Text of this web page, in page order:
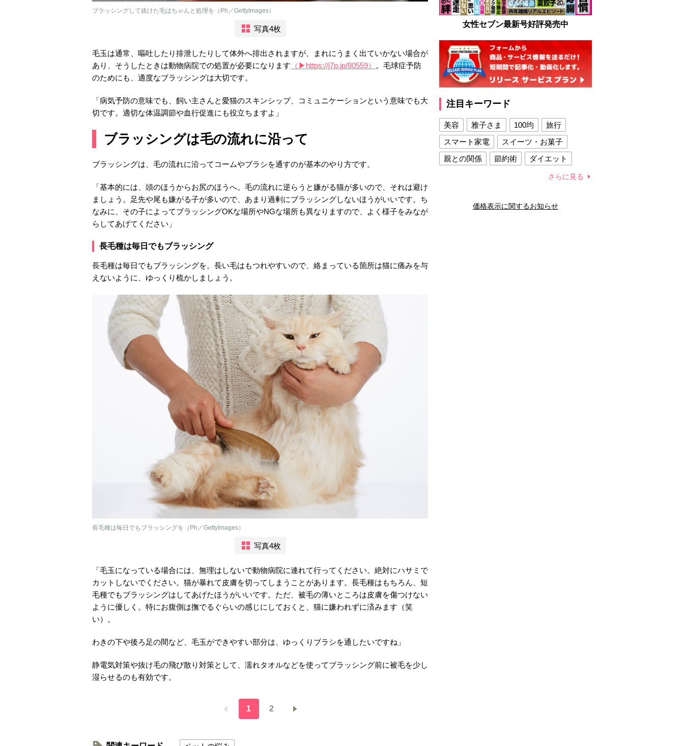
ブラッシングして抜けた毛はちゃんと処理を（Ph／GettyImages）
写真4枚
毛玉は通常、嘔吐したり排泄したりして体外へ排出されますが、まれにうまく出ていかない場合が
あり、そうしたときは動物病院での処置が必要になります （▶https://j7p.jp/80559） 。毛球症予防
のためにも、適度なブラッシングは大切です。
「病気予防の意味でも、飼い主さんと愛猫のスキンシップ、コミュニケーションという意味でも大
切です。適切な体温調節や血行促進にも役立ちますよ」
ブラッシングは毛の流れに沿って
ブラッシングは、毛の流れに沿ってコームやブラシを通すのが基本のやり方です。
「基本的には、頭のほうからお尻のほうへ。毛の流れに逆らうと嫌がる猫が多いので、それは避け
ましょう。足先や尾も嫌がる子が多いので、あまり過剰にブラッシングしないほうがいいです。ち
なみに、その子によってブラッシングOKな場所やNGな場所も異なりますので、よく様子をみなが
らしてあげてください」
長毛種は毎日でもブラッシング
長毛種は毎日でもブラッシングを。長い毛はもつれやすいので、絡まっている箇所は猫に痛みを与
えないように、ゆっくり梳かしましょう。
長毛種は毎日でもブラッシングを（Ph／GettyImages）
写真4枚
「毛玉になっている場合には、無理はしないで動物病院に連れて行ってください。絶対にハサミで
カットしないでください。猫が暴れて皮膚を切ってしまうことがあります。長毛種はもちろん、短
毛種でもブラッシングはしてあげたほうがいいです。ただ、被毛の薄いところは皮膚を傷つけない
ように優しく。特にお腹側は撫でるぐらいの感じにしておくと、猫に嫌われずに済みます（笑
い）。
わきの下や後ろ足の間など、毛玉ができやすい部分は、ゆっくりブラシを通したいですね」
静電気対策や抜け毛の飛び散り対策として、濡れタオルなどを使ってブラッシング前に被毛を少し
湿らせるのも有効です。
1 2
女性セブン最新号好評発売中
注目キーワード
美容 雅子さま 100均
旅行
スマート家電
スイーツ・お菓子
親との関係
節約術
ダイエット
夫との関係
新津春子 どか食い
さらに見る
価格表示に関するお知らせ